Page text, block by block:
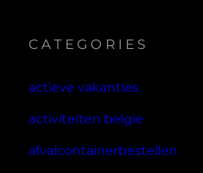
CATEGORIES
actieve vakanties
activiteiten belgie
afvalcontainerbestellen